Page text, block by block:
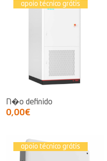
apoio técnico grátis
N�o definido
0,00€
apoio técnico grátis